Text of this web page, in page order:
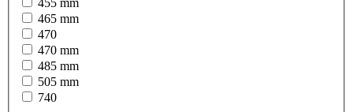
465 mm
470
470 mm
485 mm
505 mm
740